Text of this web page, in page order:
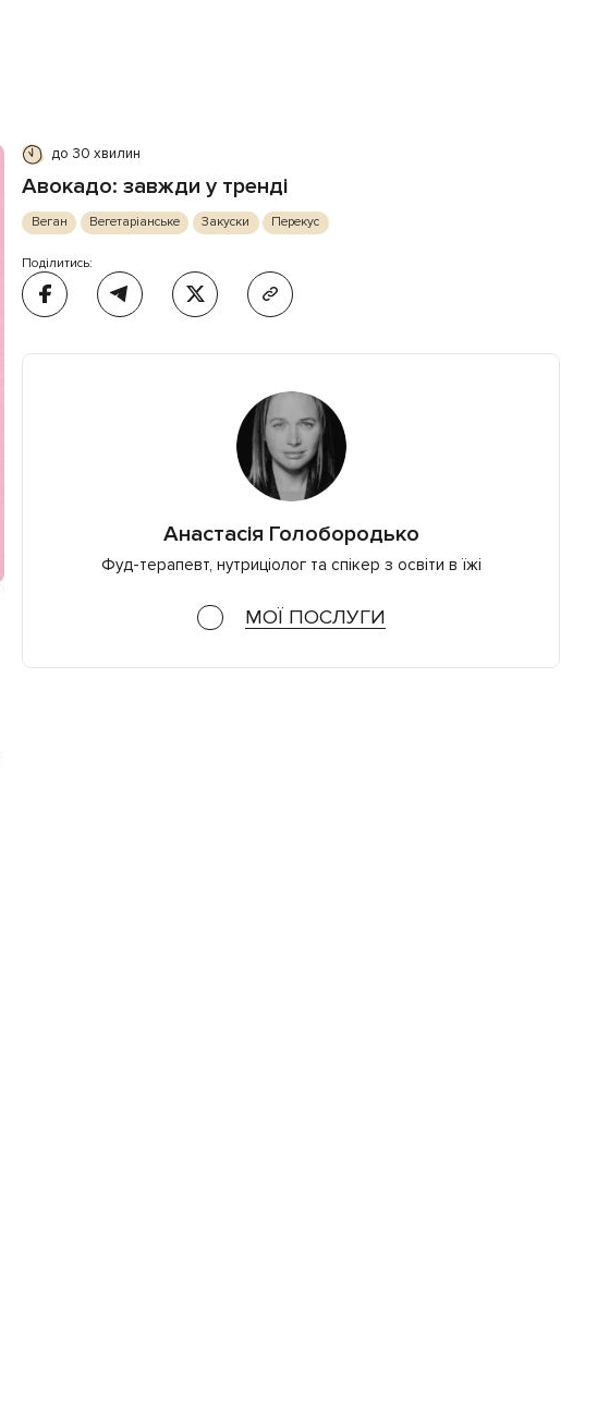
до 30 хвилин
Авокадо: завжди у тренді
Веган Вегетаріанське Закуски Перекус
Поділитись:
Анастасія Голобородько
Фуд-терапевт, нутриціолог та спікер з освіти в їжі
МОЇ ПОСЛУГИ